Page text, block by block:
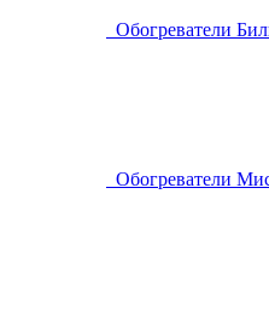
Обогреватели
Обогреватели